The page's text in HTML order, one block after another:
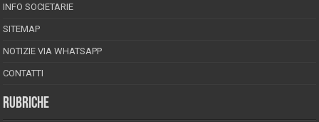
INFO SOCIETARIE
SITEMAP
NOTIZIE VIA WHATSAPP
CONTATTI
RUBRICHE